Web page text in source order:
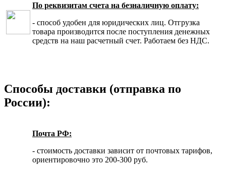
По реквизитам счета на безналичную оплату:
- способ удобен для юридических лиц. Отгрузка
товара производится после поступления денежных
средств на наш расчетный счет. Работаем без НДС.
Способы доставки (отправка по
России):
Почта РФ:
- стоимость доставки зависит от почтовых тарифов,
ориентировочно это 200-300 руб.